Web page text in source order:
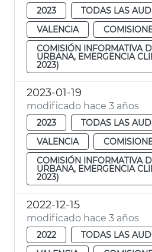
2023
TODAS LAS
VALENCIA
COMISIÓN INFORMATIVA
URBANA, EMERGENCIA
2023)
2023-01-19
modificado hace 3 años
2023
TODAS LAS
VALENCIA
COMISIÓN INFORMATIVA
URBANA, EMERGENCIA
2023)
2022-12-15
modificado hace 3 años
2022
TODAS LAS